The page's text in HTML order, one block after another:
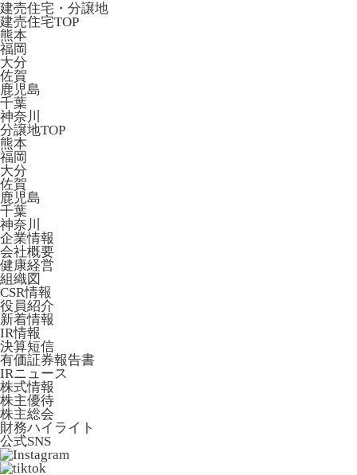
建売住宅・分譲地
建売住宅TOP
熊本
福岡
大分
佐賀
鹿児島
千葉
神奈川
分譲地TOP
熊本
福岡
大分
佐賀
鹿児島
千葉
神奈川
企業情報
会社概要
健康経営
組織図
CSR情報
役員紹介
新着情報
IR情報
決算短信
有価証券報告書
IRニュース
株式情報
株主優待
株主総会
財務ハイライト
公式SNS